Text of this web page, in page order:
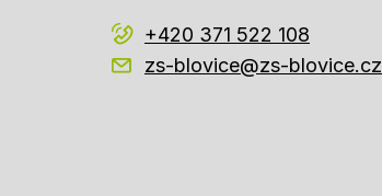
+420 371 522 108
zs-blovice@zs-blovice.cz